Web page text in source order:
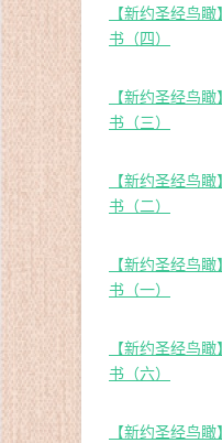
【新约圣经鸟
书（四）
【新约圣经鸟
书（三）
【新约圣经鸟
书（二）
【新约圣经鸟
书（一）
【新约圣经鸟
书（六）
【新约圣经鸟